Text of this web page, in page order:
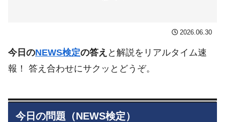
2026.06.30
今日のNEWS検定の答え と解説をリアルタイム速
報！ 答え合わせにサクッとどうぞ。
今日の問題（NEWS検定）